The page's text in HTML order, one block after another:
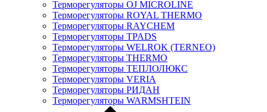
Терморегуляторы OJ MICROLINE
Терморегуляторы ROYAL THERMO
Терморегуляторы RAYCHEM
Терморегуляторы TPADS
Терморегуляторы WELROK (TERNEO)
Терморегуляторы THERMO
Терморегуляторы ТЕПЛОЛЮКС
Терморегуляторы VERIA
Терморегуляторы РИДАН
Терморегуляторы WARMSHTEIN